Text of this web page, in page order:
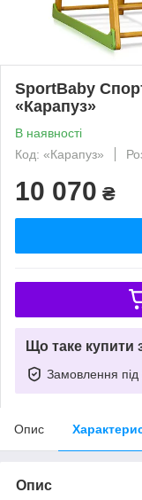
SportBaby
«Карапуз»
В наявності
Код: «Карапуз»
10 070 ₴
Що таке купити
Замовлення під
Опис
Опис